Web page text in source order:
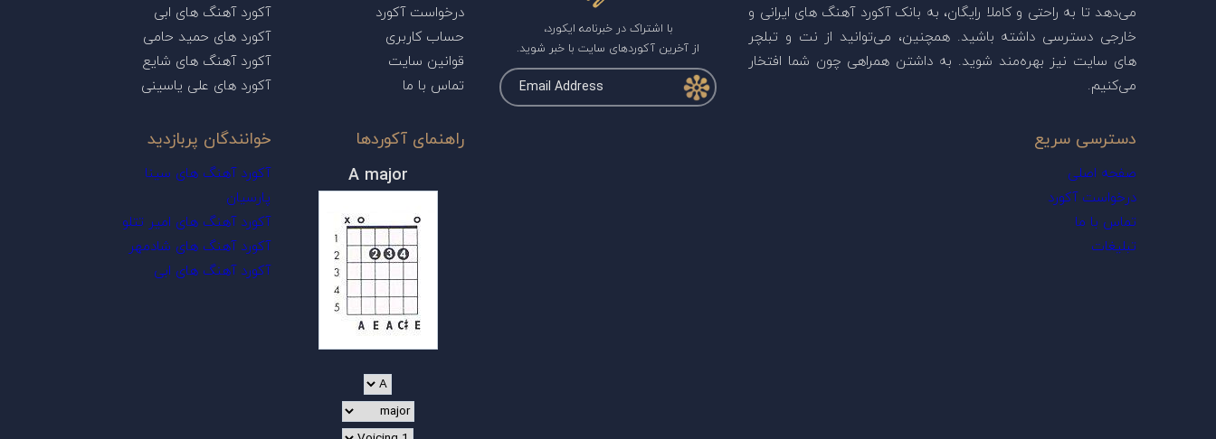
می‌دهد تا به راحتی و کاملا رایگان، به بانک آکورد آهنگ های ایرانی و
خارجی دسترسی داشته باشید. همچنین، می‌توانید از نت و تبلچر
های سایت نیز بهره‌مند شوید. به داشتن همراهی چون شما افتخار
می‌کنیم.
دسترسی سریع
صفحه اصلی
درخواست آکورد
تماس با ما
تبلیغات
با اشتراک در خبرنامه ایکورد،
از آخرین آکوردهای سایت با خبر شوید.
درخواست آکورد
حساب کاربری
قوانین سایت
تماس با ما
راهنمای آکوردها
A major
آکورد آهنگ های ابی
آکورد های حمید حامی
آکورد آهنگ های شایع
آکورد های علی یاسینی
خوانندگان پربازدید
آکورد آهنگ های سینا
پارسیان
آکورد آهنگ های امیر تتلو
آکورد آهنگ های شادمهر
آکورد آهنگ های ابی